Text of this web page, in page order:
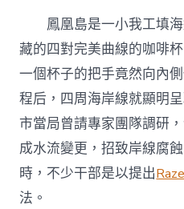
鳳凰島是一小我工填
藏的四對完美曲線的咖啡
一個杯子的把手竟然向內
程后，四周海岸線就顯明
市當局曾請專家團隊調研
成水流變更，招致岸線腐
時，不少干部是以提出
法。